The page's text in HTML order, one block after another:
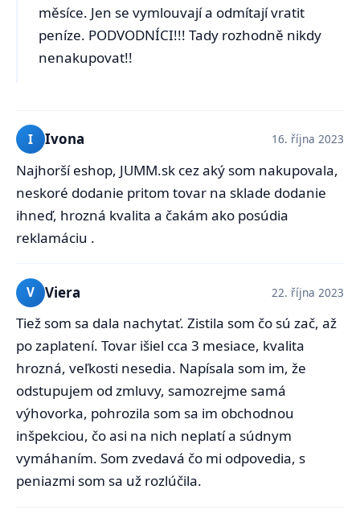
měsíce. Jen se vymlouvají a odmítají vratit
peníze. PODVODNÍCI!!! Tady rozhodně nikdy
nenakupovat!!
I Ivona 16. října 2023
Najhorší eshop, JUMM.sk cez aký som nakupovala,
neskoré dodanie pritom tovar na sklade dodanie
ihneď, hrozná kvalita a čakám ako posúdia
reklamáciu .
V Viera 22. října 2023
Tiež som sa dala nachytať. Zistila som čo sú zač, až
po zaplatení. Tovar išiel cca 3 mesiace, kvalita
hrozná, veľkosti nesedia. Napísala som im, že
odstupujem od zmluvy, samozrejme samá
výhovorka, pohrozila som sa im obchodnou
inšpekciou, čo asi na nich neplatí a súdnym
vymáhaním. Som zvedavá čo mi odpovedia, s
peniazmi som sa už rozlúčila.